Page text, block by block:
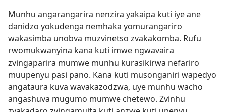
Munhu angarangarira nenzira yakaipa kuti iye ane
danidzo yokudenga nemhaka yomurangariro
wakasimba unobva muzvinetso zvakakomba. Rufu
rwomukwanyina kana kuti imwe ngwavaira
zvingaparira mumwe munhu kurasikirwa nefariro
muupenyu pasi pano. Kana kuti musonganiri wapedyo
angataura kuva wavakazodzwa, uye munhu wacho
angashuva mugumo mumwe chetewo. Zvinhu